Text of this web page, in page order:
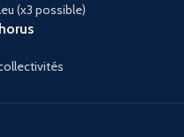
(x3 possible)